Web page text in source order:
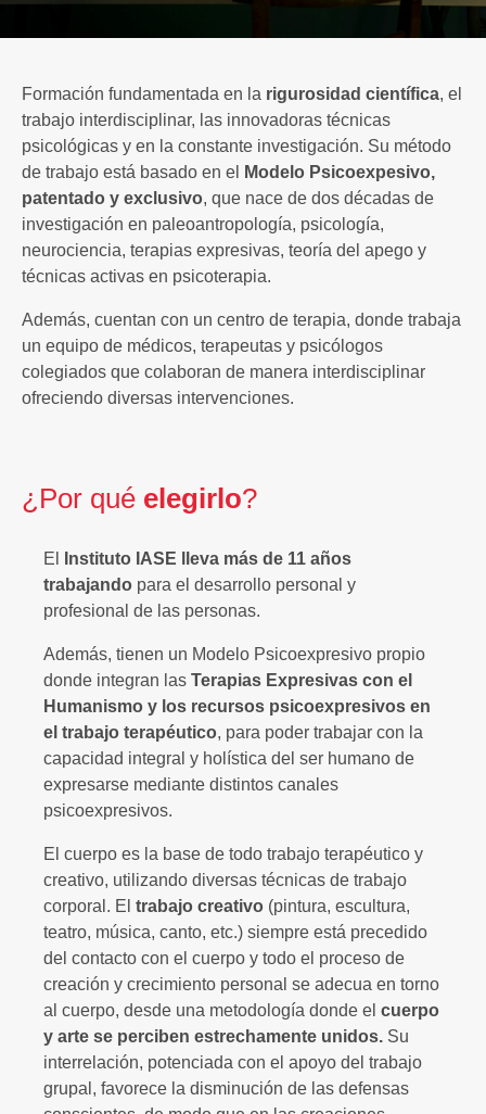
Formación fundamentada en la rigurosidad científica, el
trabajo interdisciplinar, las innovadoras técnicas
psicológicas y en la constante investigación. Su método
de trabajo está basado en el
Modelo Psicoexpesivo,
patentado y exclusivo, que nace de dos décadas de
investigación en paleoantropología, psicología,
neurociencia, terapias expresivas, teoría del apego y
técnicas activas en psicoterapia.
Además, cuentan con un centro de terapia, donde trabaja
un equipo de médicos, terapeutas y psicólogos
colegiados que colaboran de manera interdisciplinar
ofreciendo diversas intervenciones.
¿Por qué elegirlo?
El
Instituto IASE lleva más de 11 años
trabajando para el desarrollo personal y
profesional de las personas.
Además, tienen un Modelo Psicoexpresivo propio
donde integran las Terapias Expresivas con el
Humanismo y los recursos psicoexpresivos en
el trabajo terapéutico, para poder trabajar con la
capacidad integral y holística del ser humano de
expresarse mediante distintos canales
psicoexpresivos.
El cuerpo es la base de todo trabajo terapéutico y
creativo, utilizando diversas técnicas de trabajo
corporal. El trabajo creativo (pintura, escultura,
teatro, música, canto, etc.) siempre está precedido
del contacto con el cuerpo y todo el proceso de
creación y crecimiento personal se adecua en torno
al cuerpo, desde una metodología donde el cuerpo
y arte se perciben estrechamente unidos. Su
interrelación, potenciada con el apoyo del trabajo
grupal, favorece la disminución de las defensas